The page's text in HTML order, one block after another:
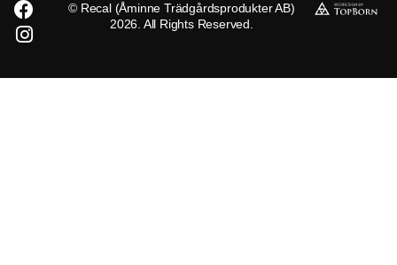
© Recal (Åminne Trädgårdsprodukter AB)
2026. All Rights Reserved.